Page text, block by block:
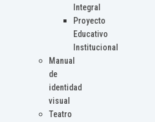
Integral
Proyecto
Educativo
Institucional
Manual
de
identidad
visual
Teatro